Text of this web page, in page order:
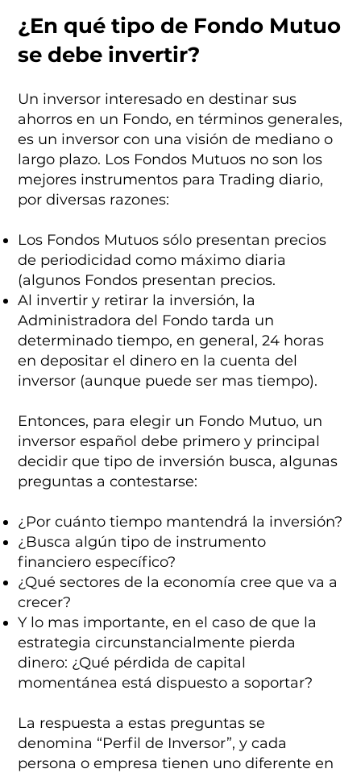
¿En qué tipo de Fondo Mutuo
se debe invertir?
Un inversor interesado en destinar sus
ahorros en un Fondo, en términos generales,
es un inversor con una visión de mediano o
largo plazo. Los Fondos Mutuos no son los
mejores instrumentos para Trading diario,
por diversas razones:
Los Fondos Mutuos sólo presentan precios
de periodicidad como máximo diaria
(algunos Fondos presentan precios.
Al invertir y retirar la inversión, la
Administradora del Fondo tarda un
determinado tiempo, en general, 24 horas
en depositar el dinero en la cuenta del
inversor (aunque puede ser mas tiempo).
Entonces, para elegir un Fondo Mutuo, un
inversor español debe primero y principal
decidir que tipo de inversión busca, algunas
preguntas a contestarse:
¿Por cuánto tiempo mantendrá la inversión?
¿Busca algún tipo de instrumento
financiero específico?
¿Qué sectores de la economía cree que va a
crecer?
Y lo mas importante, en el caso de que la
estrategia circunstancialmente pierda
dinero: ¿Qué pérdida de capital
momentánea está dispuesto a soportar?
La respuesta a estas preguntas se
denomina “Perfil de Inversor”, y cada
persona o empresa tienen uno diferente en